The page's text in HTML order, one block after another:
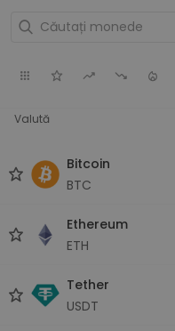
Valută
Bitcoin
BTC
Ethereum
ETH
Tether
USDT